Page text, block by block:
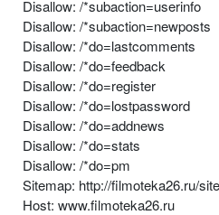
Disallow: /*subaction=userinfo
Disallow: /*subaction=newposts
Disallow: /*do=lastcomments
Disallow: /*do=feedback
Disallow: /*do=register
Disallow: /*do=lostpassword
Disallow: /*do=addnews
Disallow: /*do=stats
Disallow: /*do=pm
Sitemap: http://filmoteka26.ru/
Host: www.filmoteka26.ru